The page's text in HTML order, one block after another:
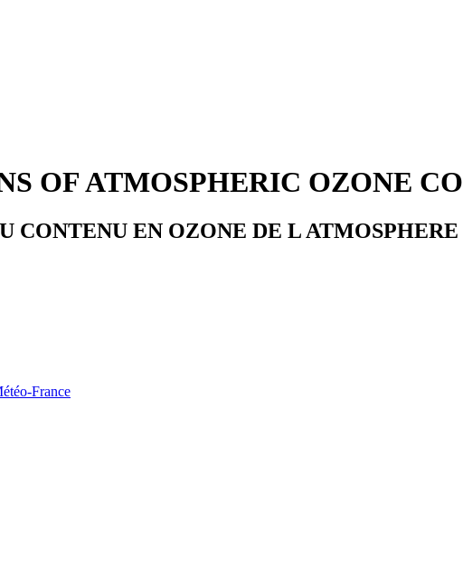
OF ATMOSPHERIC OZONE
CONTENU EN OZONE DE L ATMOSPHERE
France